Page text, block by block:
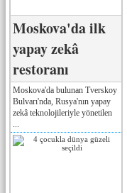
Moskova'da ilk
yapay zekâ
restoranı
Moskova'da bulunan Tverskoy
Bulvarı'nda, Rusya'nın yapay
zekâ teknolojileriyle yönetilen